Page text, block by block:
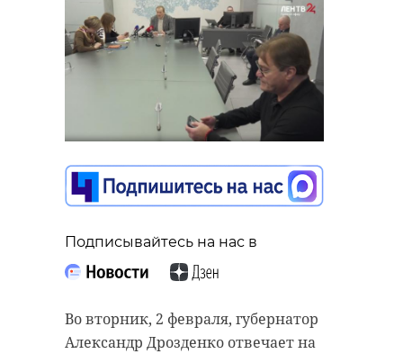
Подписывайтесь на нас в
Во вторник, 2 февраля, губернатор
Александр Дрозденко отвечает на